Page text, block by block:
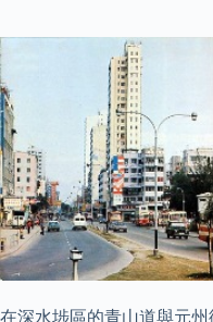
在深水埗區的青山道與元